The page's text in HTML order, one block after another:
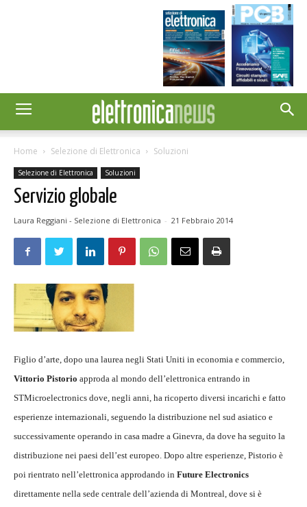
Home Selezione di Elettronica Soluzioni
Selezione di Elettronica Soluzioni
Servizio globale
Laura Reggiani - Selezione di Elettronica - 21 Febbraio 2014
Figlio d’arte, dopo una laurea negli Stati Uniti in economia e commercio,
Vittorio Pistorio approda al mondo dell’elettronica entrando in
STMicroelectronics dove, negli anni, ha ricoperto diversi incarichi e fatto
esperienze internazionali, seguendo la distribuzione nel sud asiatico e
successivamente operando in casa madre a Ginevra, da dove ha seguito la
distribuzione nei paesi dell’est europeo. Dopo altre esperienze, Pistorio è
poi rientrato nell’elettronica approdando in Future Electronics
direttamente nella sede centrale dell’azienda di Montreal, dove si è